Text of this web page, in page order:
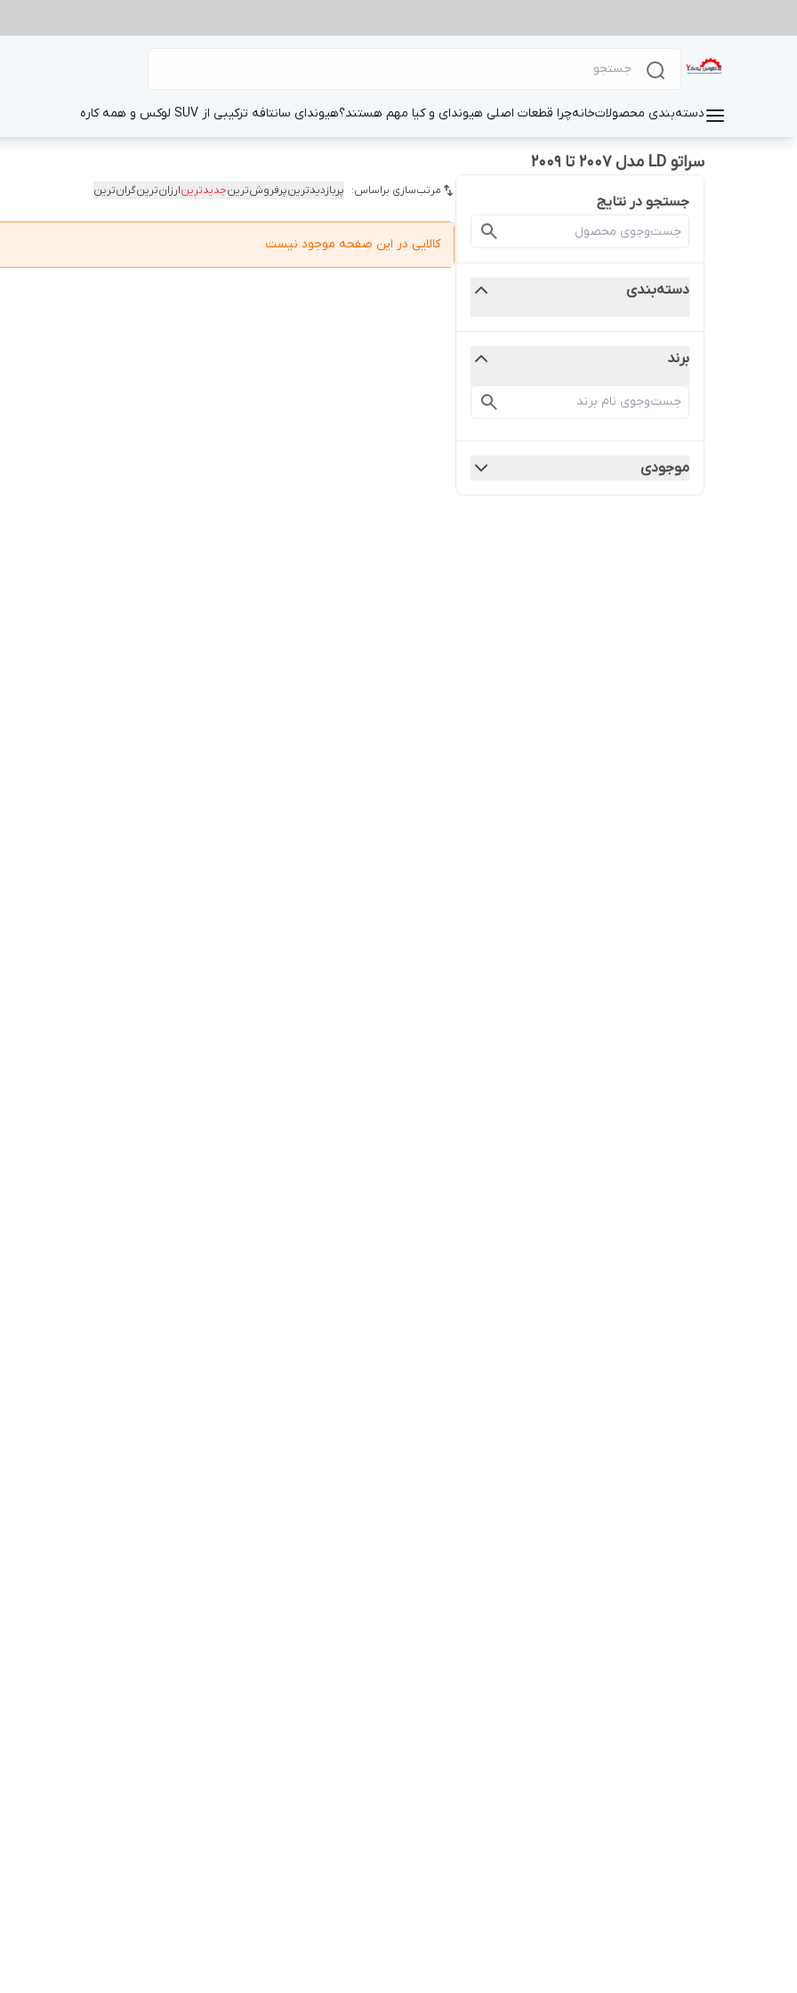
دسته‌بندی محصولاتخانهچرا قطعات اصلی هیوندای و کیا مهم هستند؟هیوندای سانتافه ترکیبی از SUV لوکس و همه کاره
سراتو LD مدل 2007 تا 2009
جستجو در نتایج
دسته‌بندی
برند
موجودی
مرتب‌سازی براساس: پربازدیدترینپرفروش‌ترینجدیدترینارزان‌ترینگران‌ترین
کالایی در این صفحه موجود نیست